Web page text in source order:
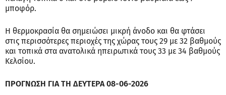
μποφόρ.
Η θερμοκρασία θα σημειώσει μικρή άνοδο και θα φτάσει
στις περισσότερες περιοχές της χώρας τους 29 με 32 βαθμούς
και τοπικά στα ανατολικά ηπειρωτικά τους 33 με 34 βαθμούς
Κελσίου.
ΠΡΟΓΝΩΣΗ ΓΙΑ ΤΗ ΔΕΥΤΕΡΑ 08-06-2026